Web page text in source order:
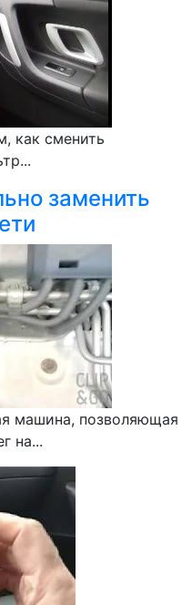
как сменить
заменить
машина, позволяющая
на...